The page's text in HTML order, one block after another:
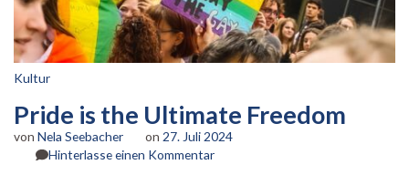
Kultur
Pride is the Ultimate Freedom
von Nela Seebacher on 27. Juli 2024
Hinterlasse einen Kommentarzu